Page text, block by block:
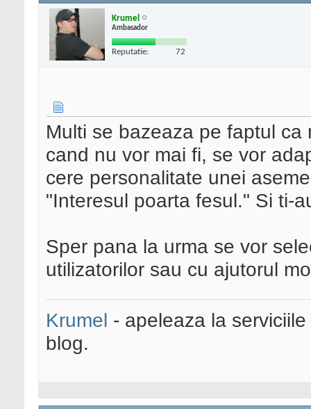
Krumel
Ambasador
Reputatie: 72
Multi se bazeaza pe faptul
cand nu vor mai fi, se vor
cere personalitate unei
"Interesul poarta fesul." Si ti-
Sper pana la urma se vor
utilizatorilor sau cu ajutorul
Krumel - apeleaza la
blog.